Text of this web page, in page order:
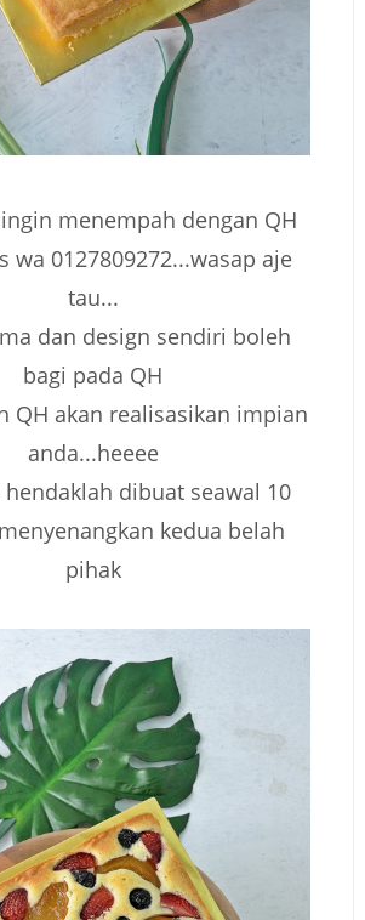
menempah dengan QH
wa 0127809272...wasap aje
tau...
dan design sendiri boleh
bagi pada QH
QH akan realisasikan impian
anda...heeee
dibuat seawal 10
kedua belah
pihak